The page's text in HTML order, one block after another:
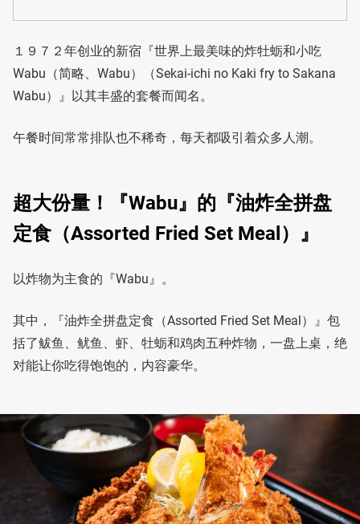
１９７２年创业的新宿『世界上最美味的炸牡蛎和小吃
Wabu（简略、Wabu）（Sekai-ichi no Kaki fry to Sakana
Wabu）』以其丰盛的套餐而闻名。
午餐时间常常排队也不稀奇，每天都吸引着众多人潮。
超大份量！『Wabu』的『油炸全拼盘
定食（Assorted Fried Set Meal）』
以炸物为主食的『Wabu』。
其中，『油炸全拼盘定食（Assorted Fried Set Meal）』包
括了鲅鱼、鱿鱼、虾、牡蛎和鸡肉五种炸物，一盘上桌，绝
对能让你吃得饱饱的，内容豪华。